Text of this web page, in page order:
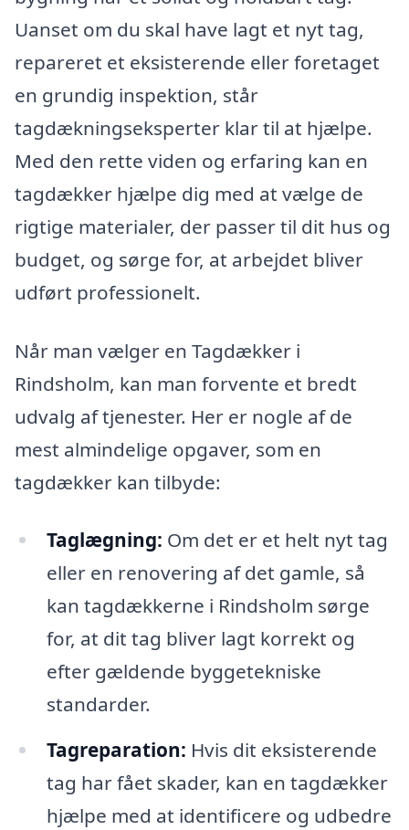
Uanset om du skal have lagt et nyt tag,
repareret et eksisterende eller foretaget
en grundig inspektion, står
tagdækningseksperter klar til at hjælpe.
Med den rette viden og erfaring kan en
tagdækker hjælpe dig med at vælge de
rigtige materialer, der passer til dit hus og
budget, og sørge for, at arbejdet bliver
udført professionelt.
Når man vælger en Tagdækker i
Rindsholm, kan man forvente et bredt
udvalg af tjenester. Her er nogle af de
mest almindelige opgaver, som en
tagdækker kan tilbyde:
Taglægning: Om det er et helt nyt tag
eller en renovering af det gamle, så
kan tagdækkerne i Rindsholm sørge
for, at dit tag bliver lagt korrekt og
efter gældende byggetekniske
standarder.
Tagreparation: Hvis dit eksisterende
tag har fået skader, kan en tagdækker
hjælpe med at identificere og udbedre